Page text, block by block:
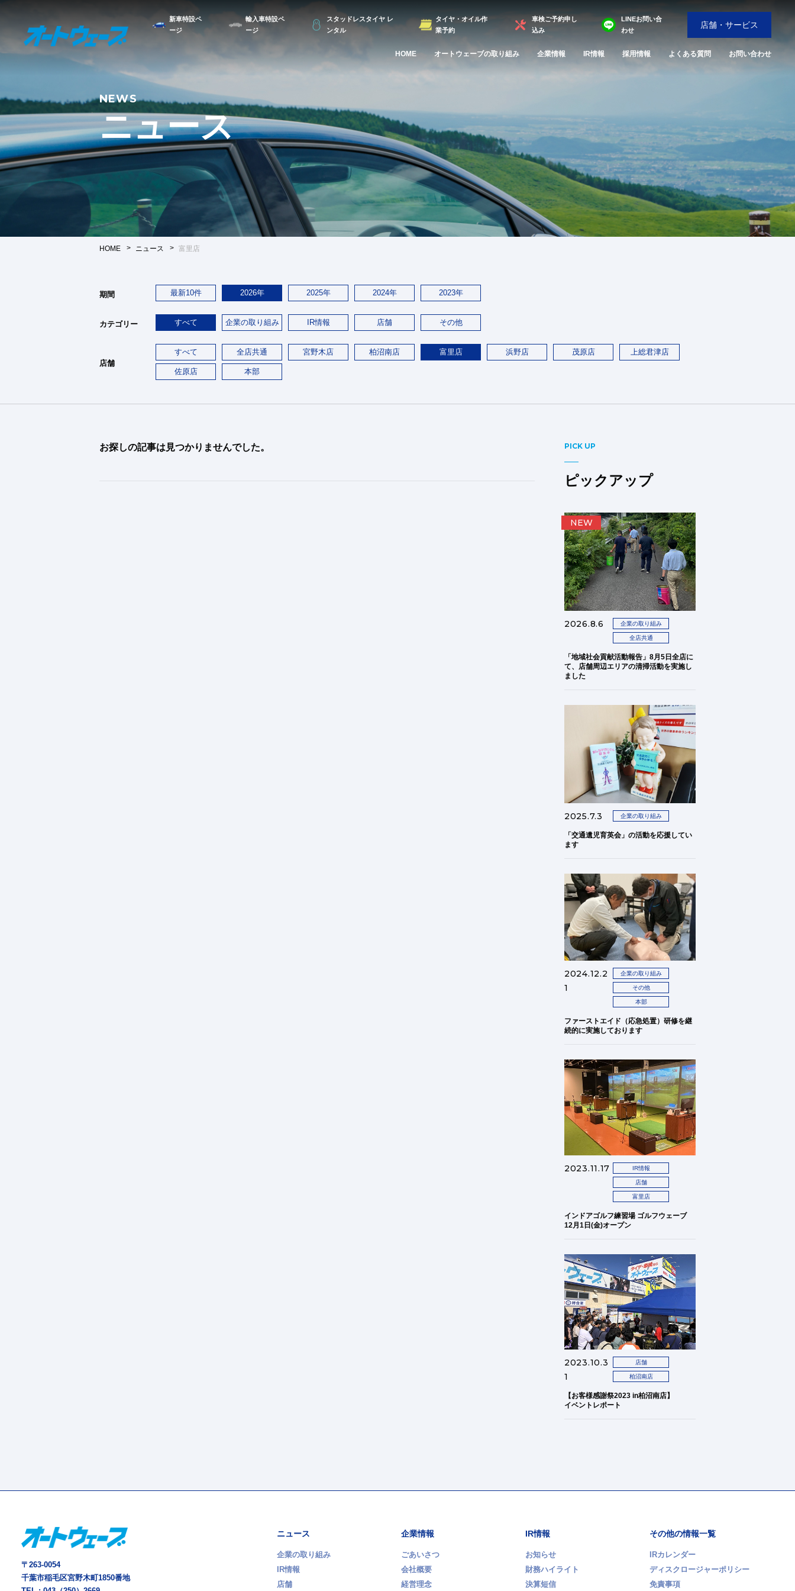
新車特設ペ
ージ
輸入車特設ペ
ージ
スタッドレスタイヤ レ
ンタル
タイヤ・オイル作
業予約
車検ご予約申し
込み
LINEお問い合
わせ
店舗・サービス
HOME オートウェーブの取り組み 企業情報 IR情報 採用情報 よくある質問 お問い合わせ
NEWS
ニュース
HOME ニュース 富里店
期間 最新10件 2026年 2025年 2024年 2023年
カテゴリー すべて 企業の取り組み IR情報 店舗 その他
店舗
すべて 全店共通 宮野木店 柏沼南店 富里店 浜野店 茂原店 上総君津店
佐原店 本部
お探しの記事は見つかりませんでした。 PICK UP
ピックアップ
2026.8.6 企業の取り組み
全店共通
「地域社会貢献活動報告」8月5日全店に
て、店舗周辺エリアの清掃活動を実施し
ました
NEW
2025.7.3 企業の取り組み
「交通遺児育英会」の活動を応援してい
ます
2024.12.2
1
企業の取り組み
その他
本部
ファーストエイド（応急処置）研修を継
続的に実施しております
2023.11.17 IR情報
店舗
富里店
インドアゴルフ練習場 ゴルフウェーブ
12月1日(金)オープン
2023.10.3
1
店舗
柏沼南店
【お客様感謝祭2023 in柏沼南店】
イベントレポート
〒263-0054
千葉市稲毛区宮野木町1850番地
ニュース
企業の取り組み
IR情報
店舗
企業情報
ごあいさつ
会社概要
経営理念
IR情報
お知らせ
財務ハイライト
決算短信
その他の情報一覧
IRカレンダー
ディスクロージャーポリシー
免責事項